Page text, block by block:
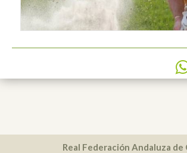
Real Federación Andaluza de